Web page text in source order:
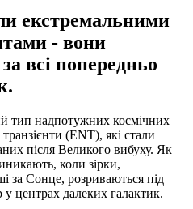
екстремальними
- вони
всі попередньо
тип надпотужних космічних
(ENT), які стали
після Великого вибуху. Як
коли зірки,
за Сонце, розриваються під
центрах далеких галактик.